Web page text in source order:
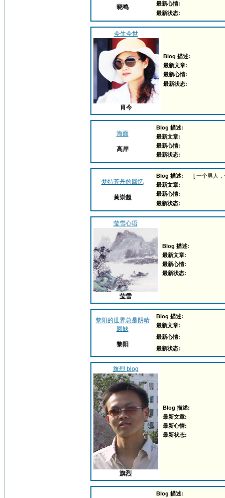
晓鸣
最新心情:
最新状态:
今生今世
肖今
Blog 描述:
最新文章:
最新心情:
最新状态:
海面
高岸
Blog 描述:
最新文章:
最新心情:
最新状态:
梦特芳丹的回忆
黄崇超
Blog 描述:
[ 一个男人
最新文章:
最新心情:
最新状态:
莹雪心语
莹雪
Blog 描述:
最新文章:
最新心情:
最新状态:
黎阳的世界总是阴晴
圆缺
黎阳
Blog 描述:
最新文章:
最新心情:
最新状态:
旗烈 blog
旗烈
Blog 描述:
最新文章:
最新心情:
最新状态:
Blog 描述: